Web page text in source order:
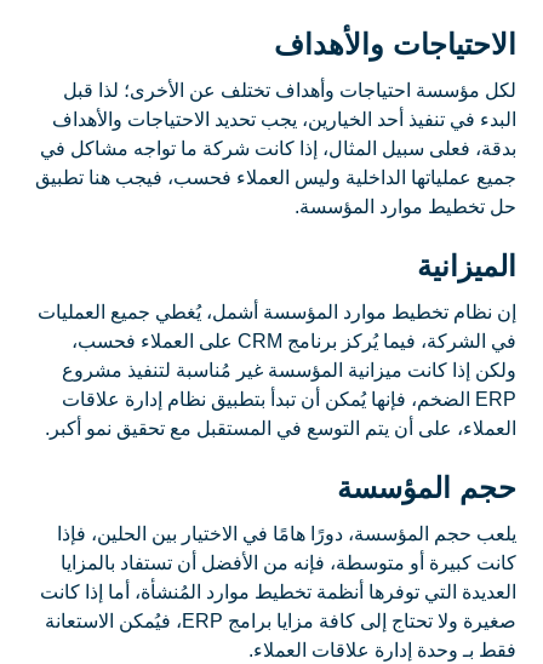
الاحتياجات والأهداف
لكل مؤسسة احتياجات وأهداف تختلف عن الأخرى؛ لذا قبل
البدء في تنفيذ أحد الخيارين، يجب تحديد الاحتياجات والأهداف
بدقة، فعلى سبيل المثال، إذا كانت شركة ما تواجه مشاكل في
جميع عملياتها الداخلية وليس العملاء فحسب، فيجب هنا تطبيق
حل تخطيط موارد المؤسسة.
الميزانية
إن نظام تخطيط موارد المؤسسة أشمل، يُغطي جميع العمليات
في الشركة، فيما يُركز برنامج CRM على العملاء فحسب،
ولكن إذا كانت ميزانية المؤسسة غير مُناسبة لتنفيذ مشروع
ERP الضخم، فإنها يُمكن أن تبدأ بتطبيق نظام إدارة علاقات
العملاء، على أن يتم التوسع في المستقبل مع تحقيق نمو أكبر.
حجم المؤسسة
يلعب حجم المؤسسة، دورًا هامًا في الاختيار بين الحلين، فإذا
كانت كبيرة أو متوسطة، فإنه من الأفضل أن تستفاد بالمزايا
العديدة التي توفرها أنظمة تخطيط موارد المُنشأة، أما إذا كانت
صغيرة ولا تحتاج إلى كافة مزايا برامج ERP، فيُمكن الاستعانة
فقط بـ وحدة إدارة علاقات العملاء.